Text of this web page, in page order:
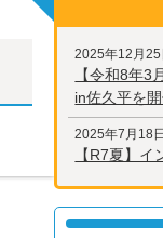
2025年12月25
【令和8年3
in佐久平を
2025年7月18日
【R7夏】